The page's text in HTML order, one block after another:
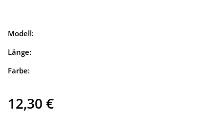
Modell:
Länge:
Farbe:
12,30 €